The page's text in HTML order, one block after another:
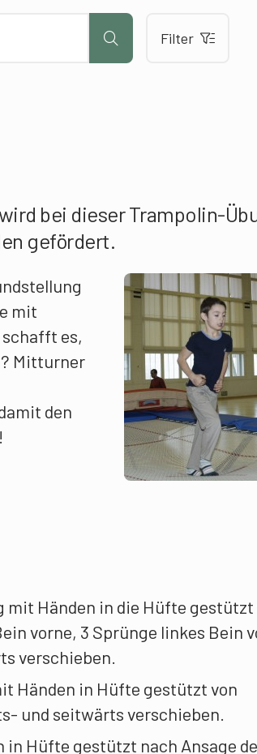
Filter
bei dieser Trampolin-
gefördert.
mit
es,
Mitturner
den
Händen in die Hüfte gestützt
vorne, 3 Sprünge linkes Bein
verschieben.
Händen in Hüfte gestützt von
und seitwärts verschieben.
Hüfte gestützt nach Ansage